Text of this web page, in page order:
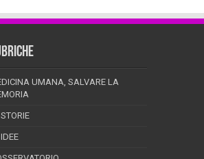
UMANA, SALVARE LA